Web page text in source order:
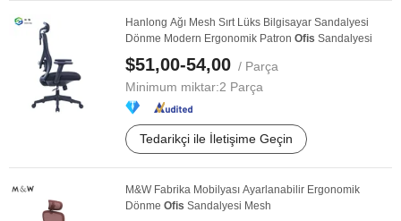
Hanlong Ağı Mesh Sırt Lüks Bilgisayar Sandalyesi
Dönme Modern Ergonomik Patron Ofis Sandalyesi
$51,00-54,00 / Parça
Minimum miktar:2 Parça
Tedarikçi ile İletişime Geçin
M&W Fabrika Mobilyası Ayarlanabilir Ergonomik
Dönme Ofis Sandalyesi Mesh